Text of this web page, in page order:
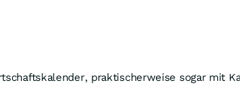
praktischerweise sogar mit